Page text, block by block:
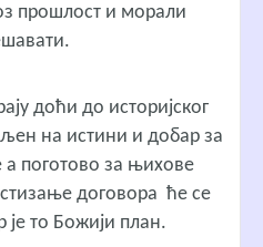
прошлост и морали
доћи до историјског
на истини и добар за
поготово за њихове
договора ће се
је то Божији план.